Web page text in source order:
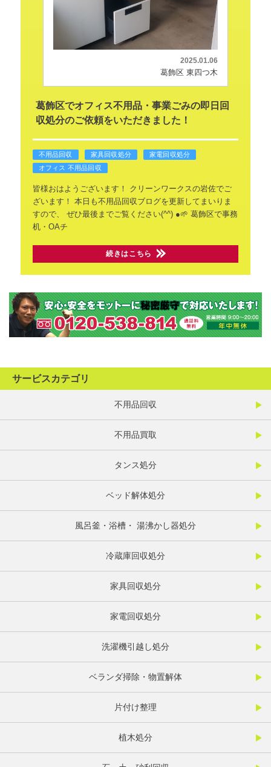
2025.01.06
葛飾区 東四つ木
葛飾区でオフィス不用品・事業ごみの即日回
収処分のご依頼をいただきました！
不用品回収 家具回収処分
家電回収処分
オフィス 不用品回収
皆様おはようございます！
クリーンワークスの岩佐でご
ざいます！ 本日も不用品回収ブログを更新してまいりま
すので、
ぜひ最後までご覧ください(^^) ●🌱 葛飾区で事務
机・OAチ
続きはこちら
サービスカテゴリ
不用品回収
不用品買取
タンス処分
ベッド解体処分
風呂釜・浴槽・ 湯沸かし器処分
冷蔵庫回収処分
家具回収処分
家電回収処分
洗濯機引越し処分
ベランダ掃除・物置解体
片付け整理
植木処分